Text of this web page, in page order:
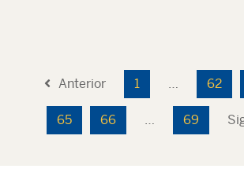
Anterior 1 62
65 66 69